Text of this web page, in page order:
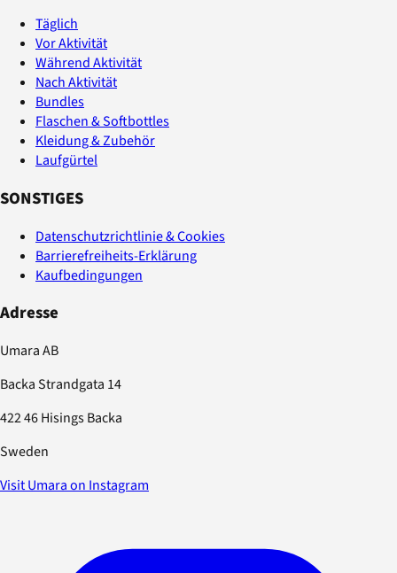
Täglich
Vor Aktivität
Während Aktivität
Nach Aktivität
Bundles
Flaschen & Softbottles
Kleidung & Zubehör
Laufgürtel
SONSTIGES
Datenschutzrichtlinie & Cookies
Barrierefreiheits-Erklärung
Kaufbedingungen
Adresse
Umara AB
Backa Strandgata 14
422 46 Hisings Backa
Sweden
Visit Umara on Instagram